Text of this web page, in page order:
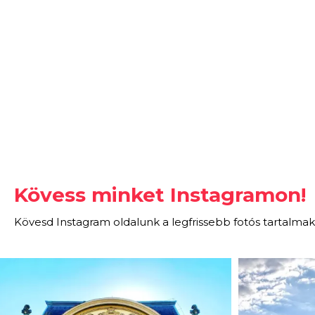
Kövess minket Instagramon!
Kövesd Instagram oldalunk a legfrissebb fotós